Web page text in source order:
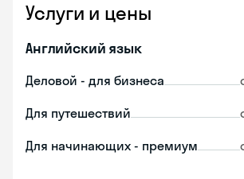
Услуги и цены
Английский язык
Деловой - для бизнеса
Для путешествий
Для начинающих - премиум